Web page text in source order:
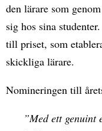
den lärare som
sig hos sina
till priset, som
skickliga lärare.
Nomineringen till
”Med ett genuint